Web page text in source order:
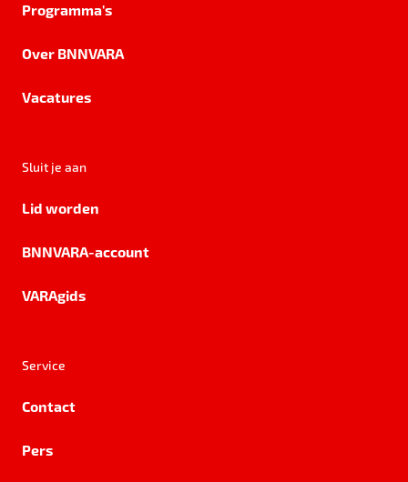
Programma's
Over BNNVARA
Vacatures
Sluit je aan
Lid worden
BNNVARA-account
VARAgids
Service
Contact
Pers